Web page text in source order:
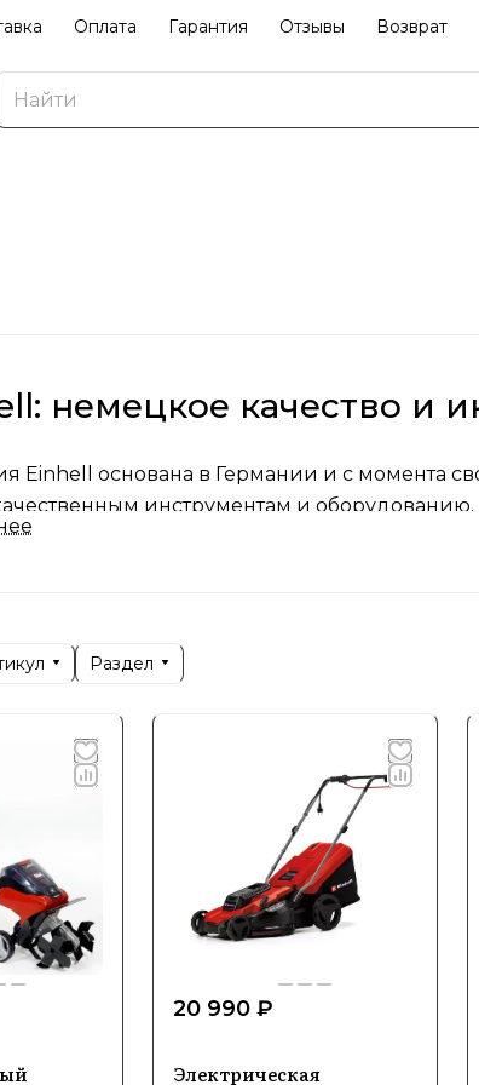
Оплата Гарантия Отзывы Возврат
немецкое качество и
Einhell основана в Германии и с момента
инструментам и
продукции, что делает его
широкий ассортимент решений для
и ключевые
разнообразные категории
садовую технику и оборудование для
которые подходят для активного
преимуществом бренда стала
внедрению инновационных систем
Раздел
20 990 ₽
Электрическая